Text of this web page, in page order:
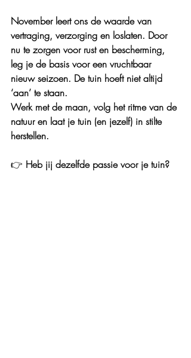
November leert ons de waarde van
vertraging, verzorging en loslaten. Door
nu te zorgen voor rust en bescherming,
leg je de basis voor een vruchtbaar
nieuw seizoen. De tuin hoeft niet altijd
‘aan’ te staan.
Werk met de maan, volg het ritme van de
natuur en laat je tuin (en jezelf) in stilte
herstellen.
👉 Heb jij dezelfde passie voor je tuin?